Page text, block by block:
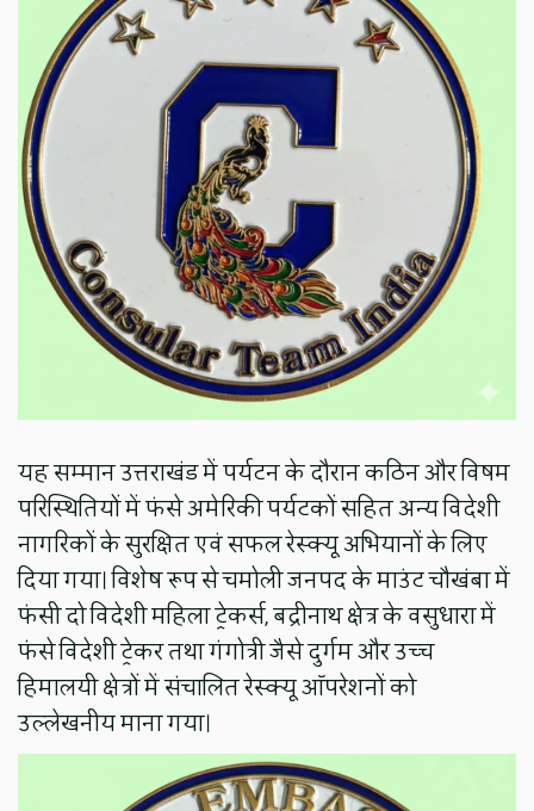
यह सम्मान उत्तराखंड में पर्यटन के दौरान कठिन और विषम
परिस्थितियों में फंसे अमेरिकी पर्यटकों सहित अन्य विदेशी
नागरिकों के सुरक्षित एवं सफल रेस्क्यू अभियानों के लिए
दिया गया। विशेष रूप से चमोली जनपद के माउंट चौखंबा में
फंसी दो विदेशी महिला ट्रेकर्स, बद्रीनाथ क्षेत्र के वसुधारा में
फंसे विदेशी ट्रेकर तथा गंगोत्री जैसे दुर्गम और उच्च
हिमालयी क्षेत्रों में संचालित रेस्क्यू ऑपरेशनों को
उल्लेखनीय माना गया।